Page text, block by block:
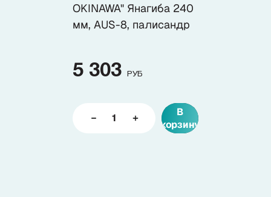
OKINAWA" Янагиба 240
мм, AUS-8, палисандр
5 303 РУБ
В
корзину